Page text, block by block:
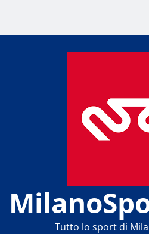
Tutto lo sport di